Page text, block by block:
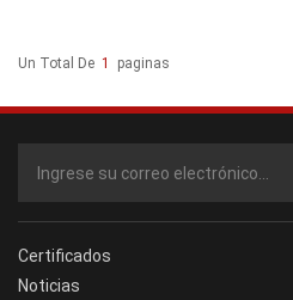
Un Total De 1 Paginas
Certificados
Noticias